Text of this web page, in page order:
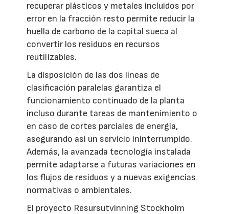
recuperar plásticos y metales incluidos por
error en la fracción resto permite reducir la
huella de carbono de la capital sueca al
convertir los residuos en recursos
reutilizables.
La disposición de las dos líneas de
clasificación paralelas garantiza el
funcionamiento continuado de la planta
incluso durante tareas de mantenimiento o
en caso de cortes parciales de energía,
asegurando así un servicio ininterrumpido.
Además, la avanzada tecnología instalada
permite adaptarse a futuras variaciones en
los flujos de residuos y a nuevas exigencias
normativas o ambientales.
El proyecto Resursutvinning Stockholm